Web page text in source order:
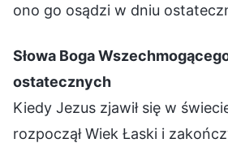
ono go osądzi w dniu
Słowa Boga
ostatecznych
Kiedy Jezus zjawił się w
rozpoczął Wiek Łaski i